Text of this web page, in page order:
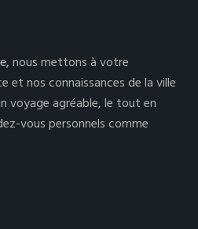
nous mettons à votre
et nos connaissances de la ville
voyage agréable, le tout en
vous personnels comme